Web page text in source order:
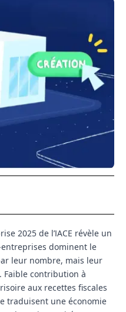
2025 de l’IACE révèle un
dominent le
leur nombre, mais leur
Faible contribution à
aux recettes fiscales
traduisent une économie